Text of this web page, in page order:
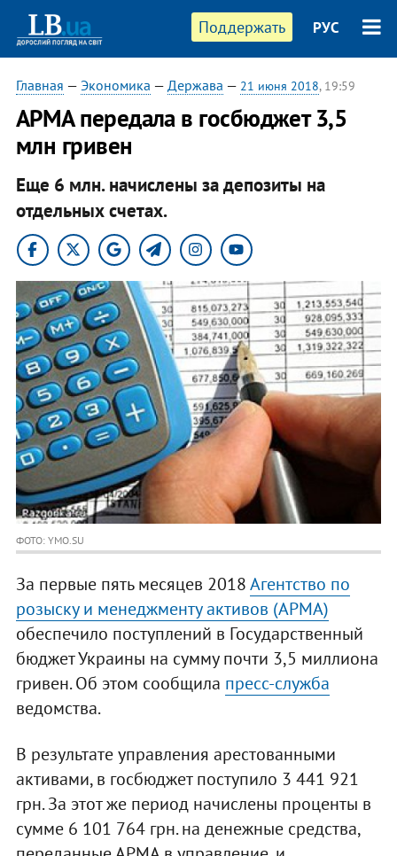
Поддержать РУС
Главная — Экономика — Держава — 21 июня 2018, 19:59
АРМА передала в госбюджет 3,5
млн гривен
Еще 6 млн. начислены за депозиты на
отдельных счетах.
ФОТО: YMO.SU
За первые пять месяцев 2018Агентство по
розыску и менеджменту активов (АРМА)
обеспечило поступлений в Государственный
бюджет Украины на сумму почти 3,5 миллиона
гривен. Об этом сообщила пресс-служба
ведомства.
В результате управления арестованными
активами, в госбюджет поступило 3 441 921
грн. За этот же период начислены проценты в
сумме 6 101 764 грн. на денежные средства,